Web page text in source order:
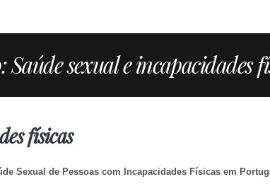
sexual e incapacidades
físicas
Sexual de Pessoas com Incapacidades Físicas em